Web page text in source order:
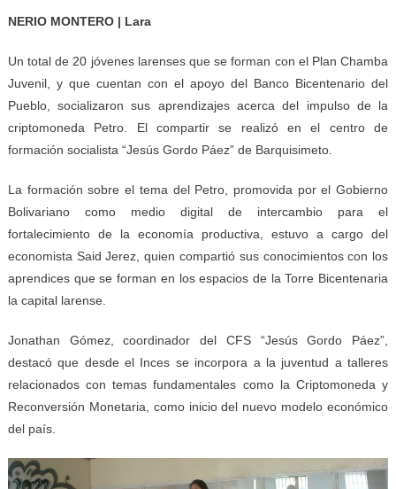
NERIO MONTERO | Lara
Un total de 20 jóvenes larenses que se forman con el Plan Chamba
Juvenil, y que cuentan con el apoyo del Banco Bicentenario del
Pueblo, socializaron sus aprendizajes acerca del impulso de la
criptomoneda Petro. El compartir se realizó en el centro de
formación socialista “Jesús Gordo Páez” de Barquisimeto.
La formación sobre el tema del Petro, promovida por el Gobierno
Bolivariano como medio digital de intercambio para el
fortalecimiento de la economía productiva, estuvo a cargo del
economista Said Jerez, quien compartió sus conocimientos con los
aprendices que se forman en los espacios de la Torre Bicentenaria
la capital larense.
Jonathan Gómez, coordinador del CFS “Jesús Gordo Páez”,
destacó que desde el Inces se incorpora a la juventud a talleres
relacionados con temas fundamentales como la Criptomoneda y
Reconversión Monetaria, como inicio del nuevo modelo económico
del país.